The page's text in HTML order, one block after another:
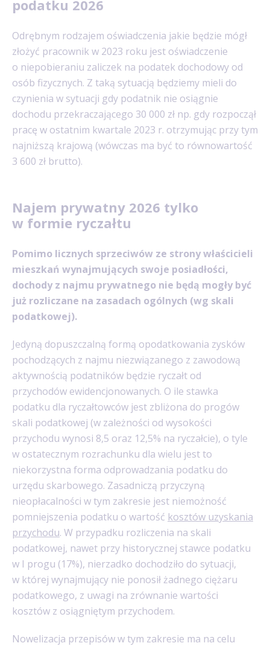
podatku 2026
Odrębnym rodzajem oświadczenia jakie będzie mógł
złożyć pracownik w 2023 roku jest oświadczenie
o niepobieraniu zaliczek na podatek dochodowy od
osób fizycznych. Z taką sytuacją będziemy mieli do
czynienia w sytuacji gdy podatnik nie osiągnie
dochodu przekraczającego 30 000 zł np. gdy rozpoczął
pracę w ostatnim kwartale 2023 r. otrzymując przy tym
najniższą krajową (wówczas ma być to równowartość
3 600 zł brutto).
Najem prywatny 2026 tylko
w formie ryczałtu
Pomimo licznych sprzeciwów ze strony właścicieli
mieszkań wynajmujących swoje posiadłości,
dochody z najmu prywatnego nie będą mogły być
już rozliczane na zasadach ogólnych (wg skali
podatkowej).
Jedyną dopuszczalną formą opodatkowania zysków
pochodzących z najmu niezwiązanego z zawodową
aktywnością podatników będzie ryczałt od
przychodów ewidencjonowanych. O ile stawka
podatku dla ryczałtowców jest zbliżona do progów
skali podatkowej (w zależności od wysokości
przychodu wynosi 8,5 oraz 12,5% na ryczałcie), o tyle
w ostatecznym rozrachunku dla wielu jest to
niekorzystna forma odprowadzania podatku do
urzędu skarbowego. Zasadniczą przyczyną
nieopłacalności w tym zakresie jest niemożność
pomniejszenia podatku o wartość kosztów uzyskania
przychodu. W przypadku rozliczenia na skali
podatkowej, nawet przy historycznej stawce podatku
w I progu (17%), nierzadko dochodziło do sytuacji,
w której wynajmujący nie ponosił żadnego ciężaru
podatkowego, z uwagi na zrównanie wartości
kosztów z osiągniętym przychodem.
Nowelizacja przepisów w tym zakresie ma na celu